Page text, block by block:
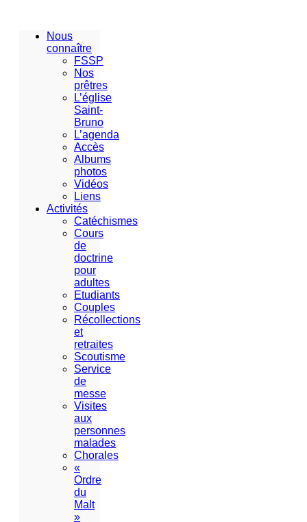
Nous
connaître
FSSP
Nos
prêtres
L’église
Saint-
Bruno
L’agenda
Accès
Albums
photos
Vidéos
Liens
Activités
Catéchismes
Cours
de
doctrine
pour
adultes
Etudiants
Couples
Récollections
et
retraites
Scoutisme
Service
de
messe
Visites
aux
personnes
malades
Chorales
«
Ordre
du
Malt
»